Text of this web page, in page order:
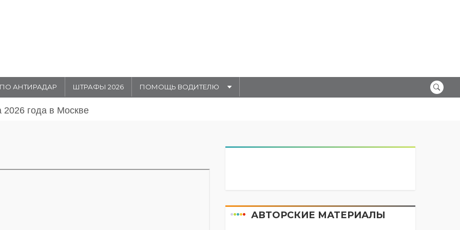
ПО АНТИРАДАР ШТРАФЫ 2026 ПОМОЩЬ ВОДИТЕЛЮ
и 1 августа 20026 года
АВТОРСКИЕ МАТЕРИАЛЫ